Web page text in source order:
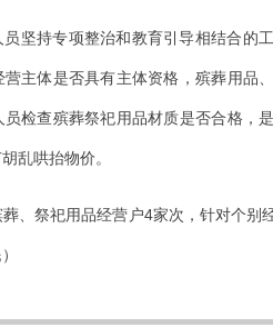
坚持专项整治和教育引导相结合的
主体是否具有主体资格，殡葬用品
检查殡葬祭祀用品材质是否合格，
乱哄抬物价。
、祭祀用品经营户4家次，针对个别